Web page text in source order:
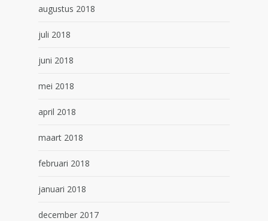
augustus 2018
juli 2018
juni 2018
mei 2018
april 2018
maart 2018
februari 2018
januari 2018
december 2017